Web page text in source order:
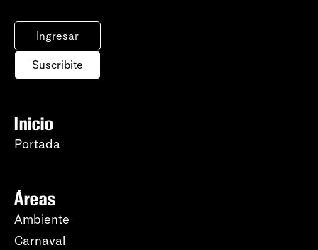
Ingresar
Suscribite
Inicio
Portada
Áreas
Ambiente
Carnaval